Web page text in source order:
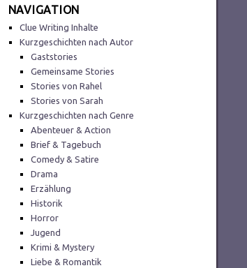
NAVIGATION
Clue Writing Inhalte
Kurzgeschichten nach Autor
Gaststories
Gemeinsame Stories
Stories von Rahel
Stories von Sarah
Kurzgeschichten nach Genre
Abenteuer & Action
Brief & Tagebuch
Comedy & Satire
Drama
Erzählung
Historik
Horror
Jugend
Krimi & Mystery
Liebe & Romantik